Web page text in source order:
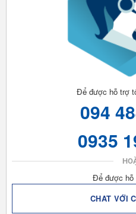
Để được hỗ trợ
094
0935
Để được hỗ
CHAT VỚI